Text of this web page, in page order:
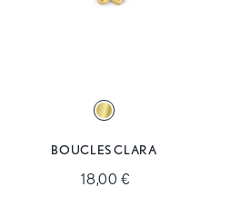
BOUCLES CLARA
18,00 €